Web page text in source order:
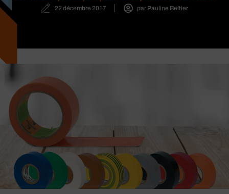
22 décembre 2017 par Pauline Beltier